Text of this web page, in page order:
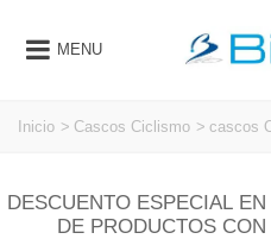
MENU
Inicio > Cascos Ciclismo > cascos
DESCUENTO ESPECIAL
DE PRODUCTOS